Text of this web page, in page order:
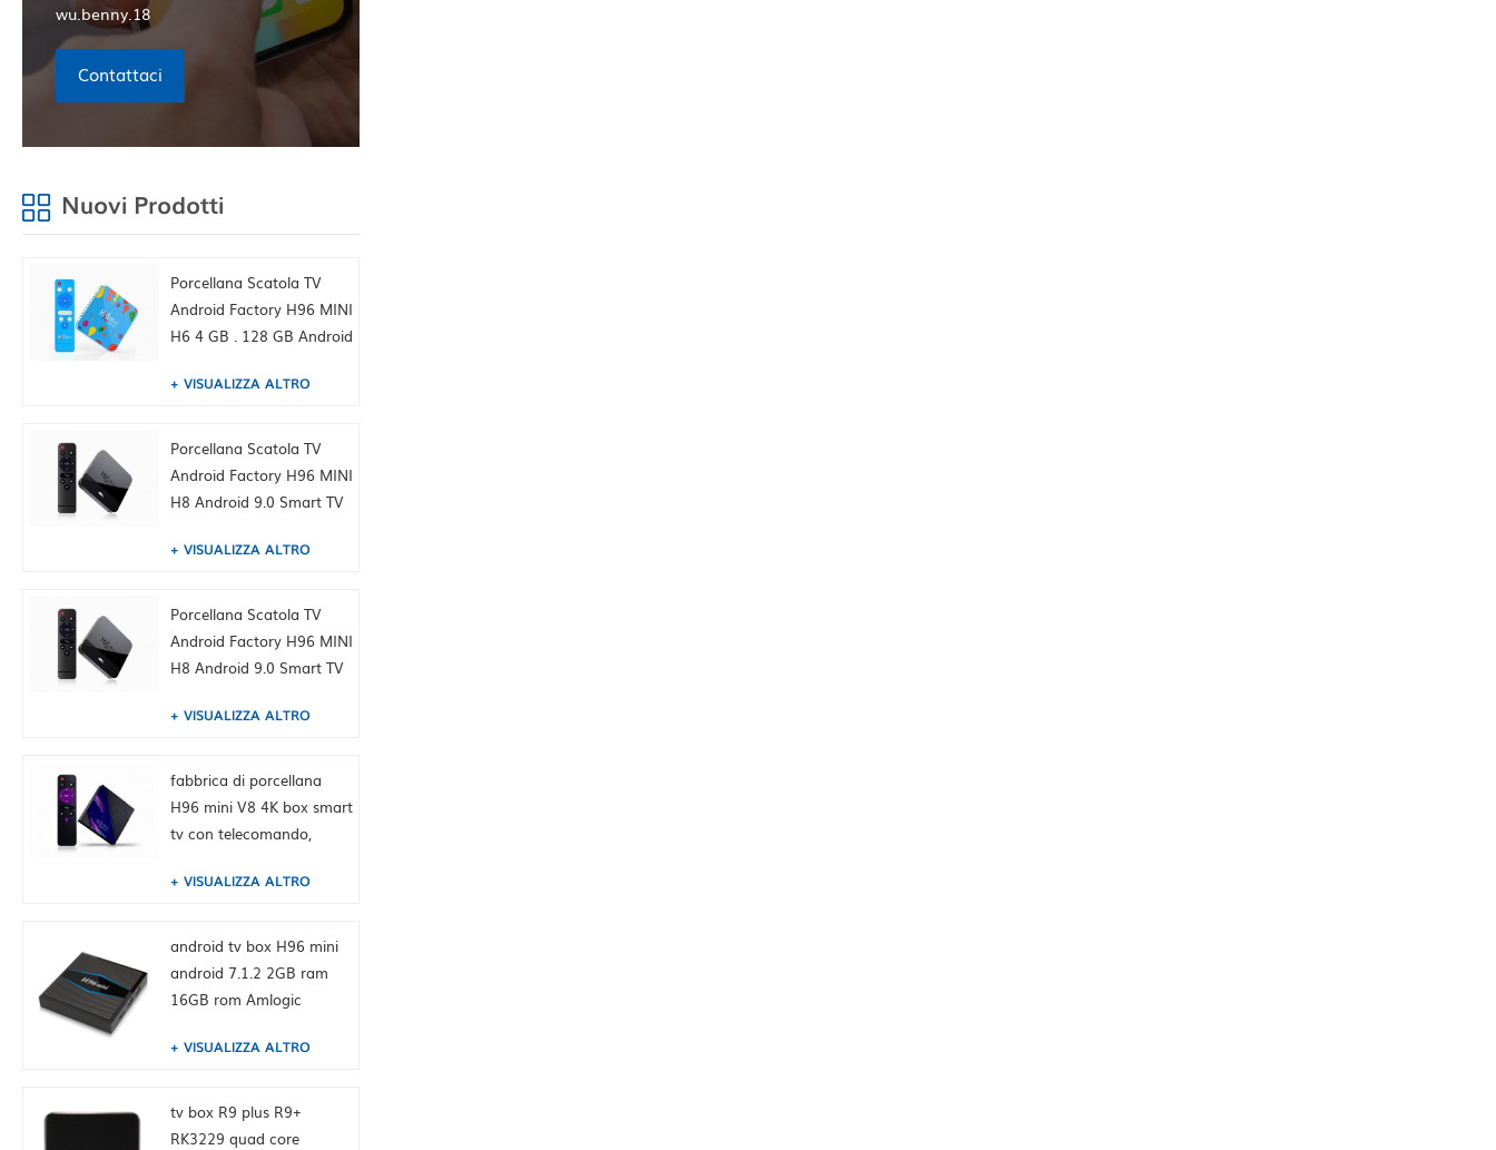
wu.benny.18
Contattaci
Nuovi Prodotti
Porcellana Scatola TV
Android Factory H96 MINI
H6 4 GB . 128 GB Android
6K H265 .WiFi YouTube
TIKTOK Fabbrica della
Cina HK fornitura
VISUALIZZA ALTRO
Porcellana Scatola TV
Android Factory H96 MINI
H8 Android 9.0 Smart TV
BT4.0, 1 GB + 8 GB, Built-
Cina HK fornitura
VISUALIZZA ALTRO
Porcellana Scatola TV
Android Factory H96 MINI
H8 Android 9.0 Smart TV
BT4.0, 2 GB + 16 GB,
della Cina HK fornitura
VISUALIZZA ALTRO
fabbrica di porcellana
H96 mini V8 4K box smart
tv con telecomando,
Quad-core Cortex-A7, 1
TikTok
VISUALIZZA ALTRO
android tv box H96 mini
android 7.1.2 2GB ram
16GB rom Amlogic
VISUALIZZA ALTRO
tv box R9 plus R9+
RK3229 quad core